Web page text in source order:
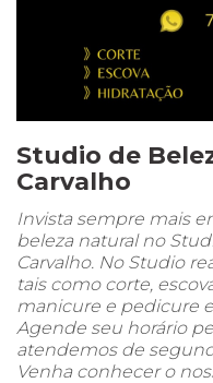
Studio de
Carvalho
Invista sempre mais
beleza natural no
Carvalho. No Studio
tais como corte,
manicure e pedicure
Agende seu horário
atendemos de
Venha conhecer o